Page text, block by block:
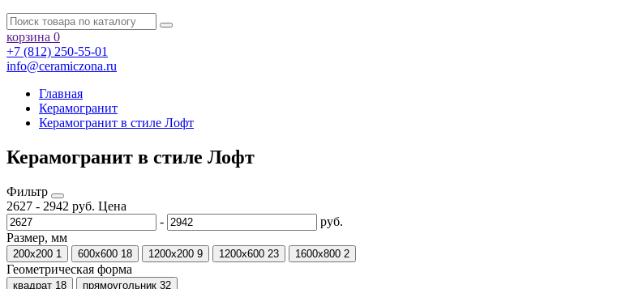
корзина 0
+7 (812) 250-55-01
info@ceramiczona.ru
Главная
Керамогранит
Керамогранит в стиле Лофт
Керамогранит в стиле Лофт
Фильтр
2627 - 2942 руб. Цена
-
руб.
Размер, мм
200x200 1 600х600 18 1200х200 9 1200х600 23 1600x800 2
Геометрическая форма
квадрат 18 прямоугольник 32